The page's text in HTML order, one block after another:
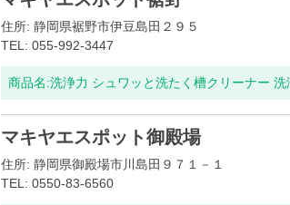
住所: 静岡県裾野市伊豆島田２９５
TEL: 055-992-3447
商品名:洗浄力 シュワッと洗たく槽クリーナー
マキヤエスポット御殿場
住所: 静岡県御殿場市川島田９７１－１
TEL: 0550-83-6560